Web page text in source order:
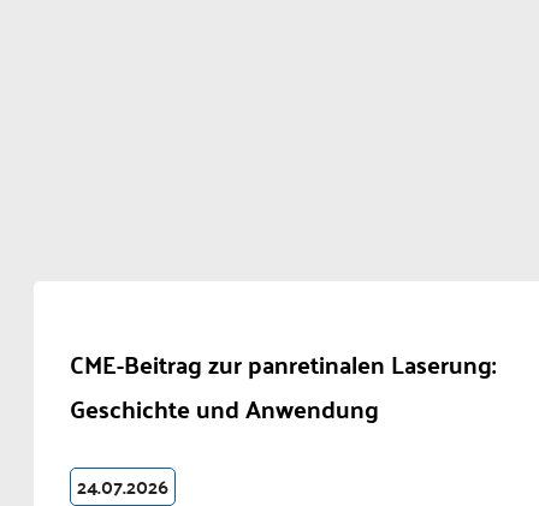
CME-Beitrag zur panretinalen Laserung:
Geschichte und Anwendung
24.07.2026